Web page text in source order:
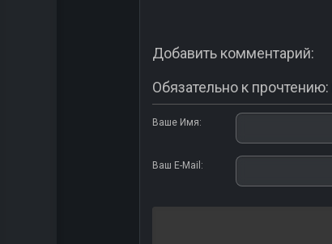
Добавить комментарий:
Обязательно к прочтению:
Ваше Имя:
Ваш E-Mail: